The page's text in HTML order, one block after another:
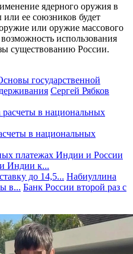
ядерного оружия в
ее союзников будет
или оружие массового
использования
существованию России.
государственной
Сергей Рябков
в национальных
платежах Индии и России
и Индии к...
до 14,5... Набиуллина
в... Банк России второй раз с